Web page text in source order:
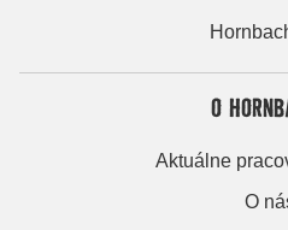
O
Aktuálne
O